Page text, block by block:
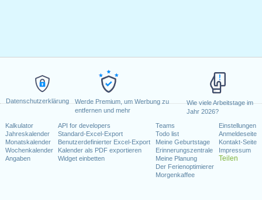
Datenschutzerklärung
Werde Premium, um Werbung zu
entfernen und mehr
Wie viele Arbeitstage im
Jahr 2026?
Kalkulator
Jahreskalender
Monatskalender
Wochenkalender
Angaben
API for developers
Standard-Excel-Export
Benutzerdefinierter Excel-Export
Kalender als PDF exportieren
Widget einbetten
Teams
Todo list
Meine Geburtstage
Erinnerungszentrale
Meine Planung
Der Ferienoptimierer
Morgenkaffee
Einstellungen
Anmeldeseite
Kontakt-Seite
Impressum
Teilen